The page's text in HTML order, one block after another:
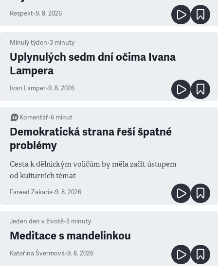
Respekt•9. 8. 2026
Minulý týden•3 minuty
Uplynulých sedm dní očima Ivana
Lampera
Ivan Lamper•9. 8. 2026
Komentář•6 minut
Demokratická strana řeší špatné
problémy
Cesta k dělnickým voličům by měla začít ústupem
od kulturních témat
Fareed Zakaria•9. 8. 2026
Jeden den v životě•3 minuty
Meditace s mandelinkou
Kateřina Švermová•9. 8. 2026